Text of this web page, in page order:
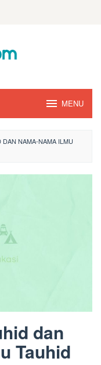
MENU
NAMA-NAMA ILMU
dan
Tauhid